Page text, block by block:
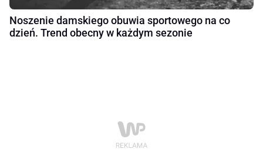
Noszenie damskiego obuwia sportowego na co
dzień. Trend obecny w każdym sezonie